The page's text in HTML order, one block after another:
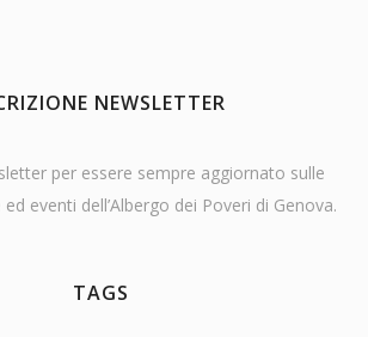
NEWSLETTER
per essere sempre aggiornato sulle
eventi dell’Albergo dei Poveri di Genova.
TAGS